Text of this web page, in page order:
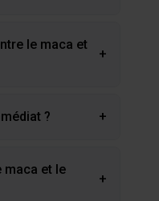
le maca et
+
? +
maca et le
+